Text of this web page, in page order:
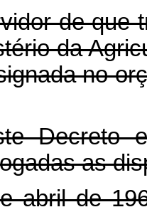
de que
da
no
Decreto
as
abril de